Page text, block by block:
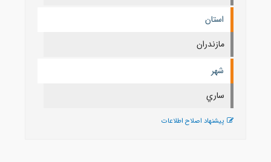
استان
مازندران
شهر
ساري
پیشنهاد اصلاح اطلاعات